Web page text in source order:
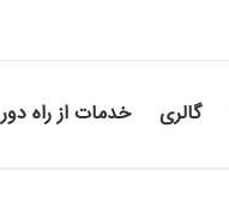
گالری خدمات از راه دور